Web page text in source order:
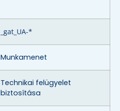
_gat_UA-*
Munkamenet
Technikai felügyelet
biztosítása